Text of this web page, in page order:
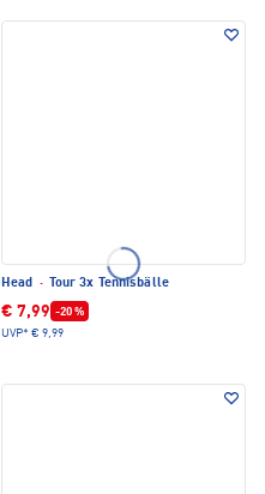
Head · Tour 3x Tennisbälle
€ 7,99 -20 %
UVP* € 9,99